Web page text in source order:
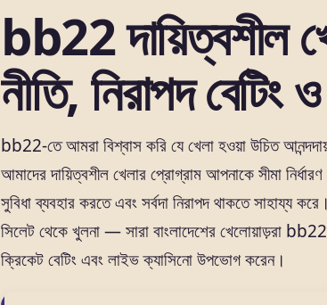
bb22 দায়িত্বশীল
নীতি, নিরাপদ বেটিং
bb22-তে আমরা বিশ্বাস করি যে খেলা হওয়া উচিত
আমাদের দায়িত্বশীল খেলার প্রোগ্রাম আপনাকে সীমা
সুবিধা ব্যবহার করতে এবং সর্বদা নিরাপদ থাকতে সাহায্য
সিলেট থেকে খুলনা — সারা বাংলাদেশের খেলোয়াড়রা
ক্রিকেট বেটিং এবং লাইভ ক্যাসিনো উপভোগ করেন।